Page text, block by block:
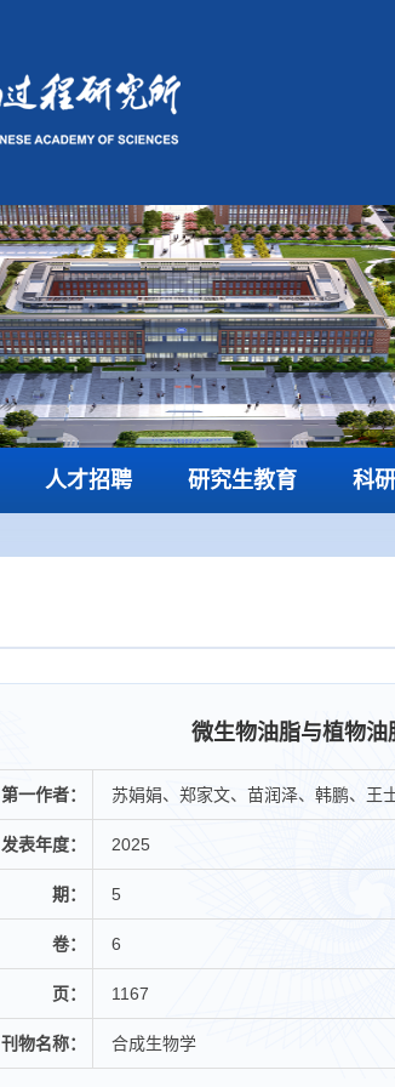
人才招聘 研究生教育 科
微生物油脂与植物
第一作者： 苏娟娟、郑家文、苗润泽、韩鹏、王
发表年度： 2025
期： 5
卷： 6
页： 1167
刊物名称： 合成生物学